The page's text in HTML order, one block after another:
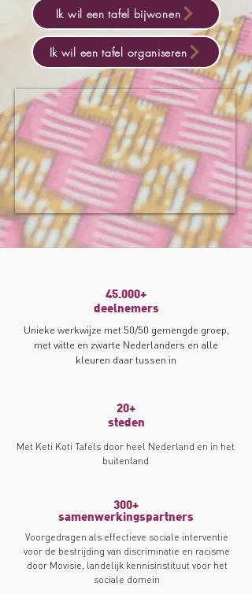
Ik wil een tafel bijwonen
Ik wil een tafel organiseren
45.000+
deelnemers
Unieke werkwijze met 50/50 gemengde groep,
met witte en zwarte Nederlanders en alle
kleuren daar tussen in
20+
steden
Met Keti Koti Tafels door heel Nederland en in het
buitenland
300+
samenwerkingspartners
Voorgedragen als effectieve sociale interventie
voor de bestrijding van discriminatie en racisme
door Movisie, landelijk kennisinstituut voor het
sociale domein